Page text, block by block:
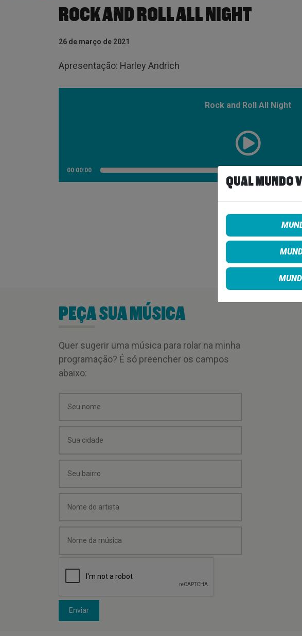
ROCK AND ROLL ALL NIGHT
26 de março de 2021
Apresentação: Harley Andrich
Rock and Roll All Night
00:00:00
PEÇA SUA MÚSICA
Quer sugerir uma música para rolar na minha
programação? É só preencher os campos
abaixo:
Enviar
QUAL MUNDO